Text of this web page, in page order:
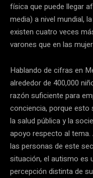
física que puede llegar
media) a nivel mundial,
existen cuatro veces
varones que en las
Hablando de cifras en
alrededor de 400,000
razón suficiente para
conciencia, porque esto
la salud pública y la
apoyo respecto al
las personas de este
situación, el autismo es
percepción distinta de